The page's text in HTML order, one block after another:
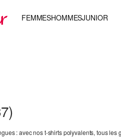
FEMMESHOMMESJUNIOR
: avec nos t-shirts polyvalents, tous les